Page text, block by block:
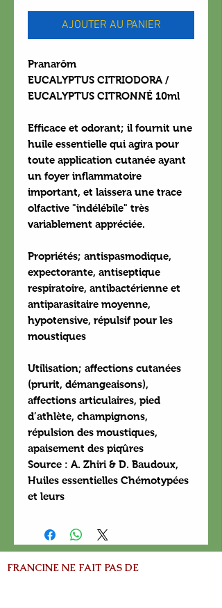
AJOUTER AU PANIER
Pranarôm
EUCALYPTUS CITRIODORA /
EUCALYPTUS CITRONNÉ 10ml
Efficace et odorant; il fournit une
huile essentielle qui agira pour
toute application cutanée ayant
un foyer inflammatoire
important, et laissera une trace
olfactive "indélébile" très
variablement appréciée.
Propriétés; antispasmodique,
expectorante, antiseptique
respiratoire, antibactérienne et
antiparasitaire moyenne,
hypotensive, répulsif pour les
moustiques
Utilisation; affections cutanées
(prurit, démangeaisons),
affections articulaires, pied
d’athlète, champignons,
répulsion des moustiques,
apaisement des piqûres
Source : A. Zhiri & D. Baudoux,
Huiles essentielles Chémotypées
et leurs
FRANCINE NE FAIT PAS DE